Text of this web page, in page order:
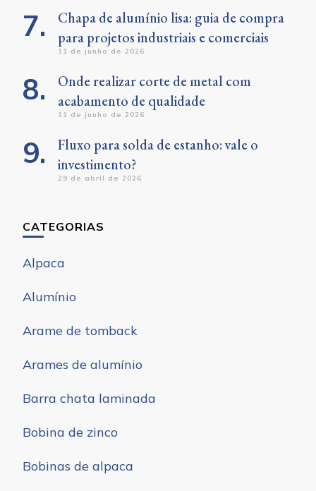
Chapa de alumínio lisa: guia de compra
para projetos industriais e comerciais
11 de junho de 2026
Onde realizar corte de metal com
acabamento de qualidade
11 de junho de 2026
Fluxo para solda de estanho: vale o
investimento?
29 de abril de 2026
CATEGORIAS
Alpaca
Alumínio
Arame de tomback
Arames de alumínio
Barra chata laminada
Bobina de zinco
Bobinas de alpaca